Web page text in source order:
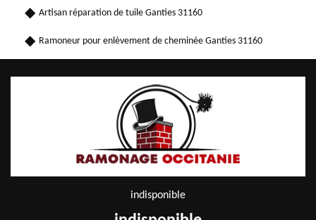
Artisan réparation de tuile Ganties 31160
Ramoneur pour enlèvement de cheminée Ganties 31160
indisponible